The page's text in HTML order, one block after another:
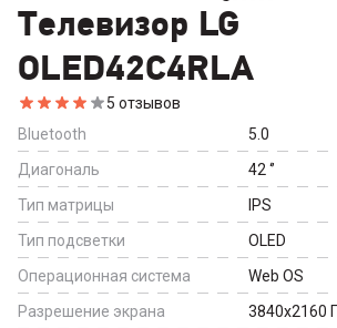
Телевизор LG
OLED42C4RLA
5 отзывов
Bluetooth
5.0
Диагональ
42 ‘’
Тип матрицы
IPS
Тип подсветки
OLED
Операционная система
Web OS
Разрешение экрана
3840x2160